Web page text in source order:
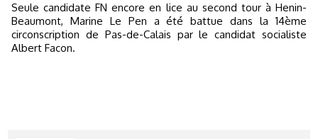
Seule candidate FN encore en lice au second tour à Henin-
Beaumont, Marine Le Pen a été battue dans la 14ème
circonscription de Pas-de-Calais par le candidat socialiste
Albert Facon.